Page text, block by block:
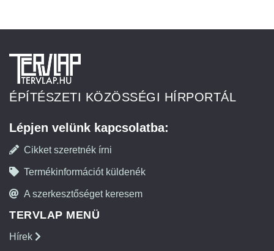
ÉPÍTÉSZETI KÖZÖSSÉGI HÍRPORTÁL
Lépjen velünk kapcsolatba:
Cikket szeretnék írni
Termékinformációt küldenék
A szerkesztőséget keresem
TERVLAP MENÜ
Hírek